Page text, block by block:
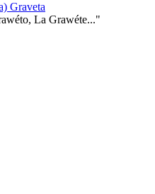
Graveta
La Grawéte..."